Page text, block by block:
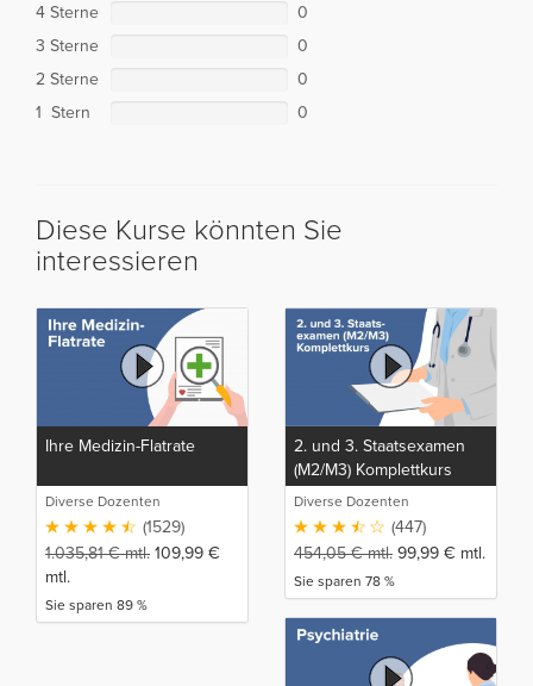
4 Sterne
0
3 Sterne
0
2 Sterne
0
1 Stern
0
Diese Kurse könnten Sie
interessieren
Ihre Medizin-Flatrate
Diverse Dozenten
(1529)
1.035,81€mtl. 109,99 €
mtl.
Sie sparen 89 %
2. und 3. Staatsexamen
(M2/M3) Komplettkurs
Diverse Dozenten
(447)
454,05€mtl. 99,99 € mtl.
Sie sparen 78 %